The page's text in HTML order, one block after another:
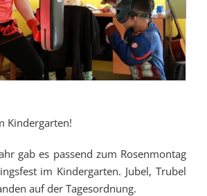
Kindergarten!
gab es passend zum Rosenmontag
im Kindergarten. Jubel, Trubel
auf der Tagesordnung.